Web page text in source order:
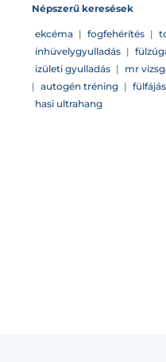
Népszerű keresések
ekcéma | fogfehérítés |
ínhüvelygyulladás |
izületi gyulladás | mr
| autogén tréning | fülfájás
hasi ultrahang